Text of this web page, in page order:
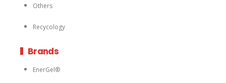
Others
Recycology
Brands
EnerGel®